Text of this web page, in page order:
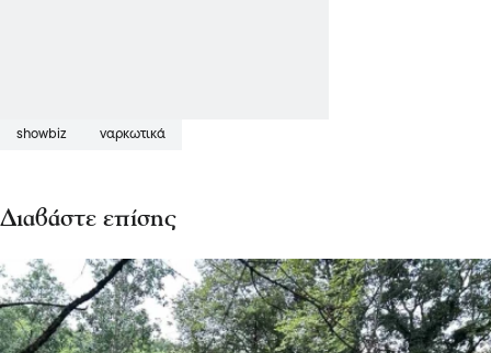
showbiz ναρκωτικά
Διαβάστε επίσης